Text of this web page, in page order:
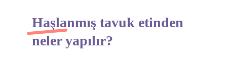
Haşlanmış tavuk etinden
neler yapılır?